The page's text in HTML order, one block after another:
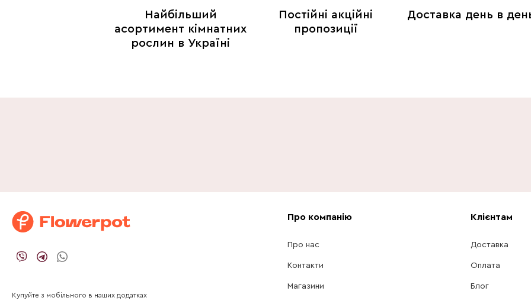
Найбільший
асортимент кімнатних
рослин в Україні
Постійні акційні
пропозиції
Доставка день в
Купуйте з мобільного в наших додатках
Про компанію
Про нас
Контакти
Магазини
Клієнтам
Доставка
Оплата
Блог